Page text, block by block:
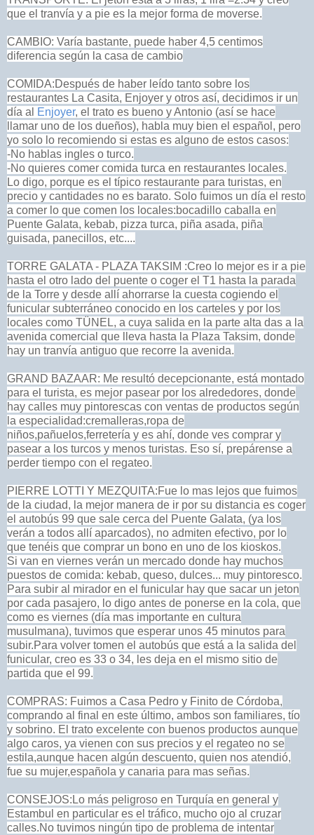
que el tranvía y a pie es la mejor forma de moverse.
CAMBIO: Varía bastante, puede haber 4,5 centimos
diferencia según la casa de cambio
COMIDA:Después de haber leído tanto sobre los
restaurantes La Casita, Enjoyer y otros así, decidimos ir un
día al Enjoyer, el trato es bueno y Antonio (así se hace
llamar uno de los dueños), habla muy bien el español, pero
yo solo lo recomiendo si estas es alguno de estos casos:
-No hablas ingles o turco.
-No quieres comer comida turca en restaurantes locales.
Lo digo, porque es el típico restaurante para turistas, en
precio y cantidades no es barato. Solo fuimos un día el resto
a comer lo que comen los locales:bocadillo caballa en
Puente Galata, kebab, pizza turca, piña asada, piña
guisada, panecillos, etc....
TORRE GALATA - PLAZA TAKSIM :Creo lo mejor es ir a pie
hasta el otro lado del puente o coger el T1 hasta la parada
de la Torre y desde allí ahorrarse la cuesta cogiendo el
funicular subterráneo conocido en los carteles y por los
locales como TÜNEL, a cuya salida en la parte alta das a la
avenida comercial que lleva hasta la Plaza Taksim, donde
hay un tranvía antiguo que recorre la avenida.
GRAND BAZAAR: Me resultó decepcionante, está montado
para el turista, es mejor pasear por los alrededores, donde
hay calles muy pintorescas con ventas de productos según
la especialidad:cremalleras,ropa de
niños,pañuelos,ferretería y es ahí, donde ves comprar y
pasear a los turcos y menos turistas. Eso sí, prepárense a
perder tiempo con el regateo.
PIERRE LOTTI Y MEZQUITA:Fue lo mas lejos que fuimos
de la ciudad, la mejor manera de ir por su distancia es coger
el autobús 99 que sale cerca del Puente Galata, (ya los
verán a todos allí aparcados), no admiten efectivo, por lo
que tenéis que comprar un bono en uno de los kioskos.
Si van en viernes verán un mercado donde hay muchos
puestos de comida: kebab, queso, dulces... muy pintoresco.
Para subir al mirador en el funicular hay que sacar un jeton
por cada pasajero, lo digo antes de ponerse en la cola, que
como es viernes (día mas importante en cultura
musulmana), tuvimos que esperar unos 45 minutos para
subir.Para volver tomen el autobús que está a la salida del
funicular, creo es 33 o 34, les deja en el mismo sitio de
partida que el 99.
COMPRAS: Fuimos a Casa Pedro y Finito de Córdoba,
comprando al final en este último, ambos son familiares, tío
y sobrino. El trato excelente con buenos productos aunque
algo caros, ya vienen con sus precios y el regateo no se
estila,aunque hacen algún descuento, quien nos atendió,
fue su mujer,española y canaria para mas señas.
CONSEJOS:Lo más peligroso en Turquía en general y
Estambul en particular es el tráfico, mucho ojo al cruzar
calles.No tuvimos ningún tipo de problema de intentar